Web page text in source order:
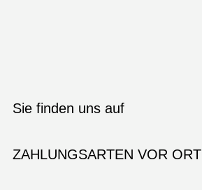
Sie finden uns auf
ZAHLUNGSARTEN VOR ORT